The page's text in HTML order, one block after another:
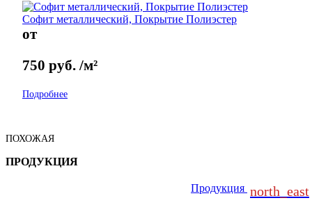
Софит металлический, Покрытие Полиэстер
от
750 руб. /м²
Подробнее
ПОХОЖАЯ
ПРОДУКЦИЯ
Продукция north_east